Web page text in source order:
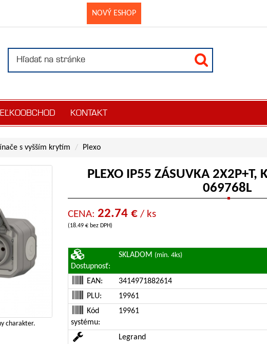
NOVÝ ESHOP
KONTAKT
s vyšším krytím Plexo
charakter.
PLEXO IP55 ZÁSUVKA 2X2P+T,
069768L
CENA: 22.74 €/ ks
(18.49 € bez DPH)
Dostupnosť:
SKLADOM (min. 4ks)
EAN:
3414971882614
PLU:
19961
Kód
systému:
19961
Legrand